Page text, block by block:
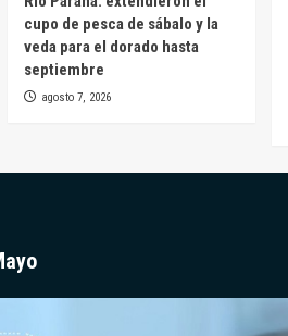
cupo de pesca de sábalo y la
veda para el dorado hasta
septiembre
agosto 7, 2026